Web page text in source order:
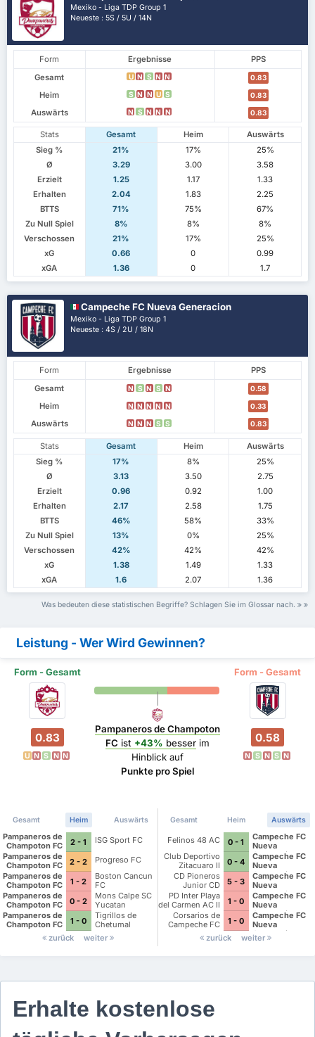
Mexiko - Liga TDP Group 1
Neueste : 5S / 5U / 14N
Form Ergebnisse
PPS
Gesamt
U N S N N 0.83
Heim S N N U S 0.83
Auswärts N S N N N 0.83
Stats Gesamt Heim
Auswärts
Sieg %
21% 17%
25%
Ø
3.29 3.00
3.58
Erzielt
1.25 1.17
1.33
Erhalten
2.04 1.83
2.25
BTTS
71% 75%
67%
Zu Null Spiel
8% 8%
8%
Verschossen
21% 17%
25%
xG
0.66 0
0.99
xGA
1.36 0 1.7
Campeche FC Nueva Generacion
Mexiko - Liga TDP Group 1
Neueste : 4S / 2U / 18N
Form Ergebnisse
PPS
Gesamt
N S N S N 0.58
Heim N N N N N 0.33
Auswärts N N N S S 0.83
Stats Gesamt Heim
Auswärts
Sieg %
17% 8%
25%
Ø
3.13 3.50
2.75
Erzielt
0.96 0.92
1.00
Erhalten
2.17 2.58
1.75
BTTS
46% 58%
33%
Zu Null Spiel
13% 0%
25%
Verschossen
42% 42%
42%
xG
1.38 1.49
1.33
xGA
1.6 2.07 1.36
Was bedeuten diese statistischen Begriffe? Schlagen Sie im Glossar nach.
Leistung - Wer Wird Gewinnen?
Form - Gesamt Form - Gesamt
0.83
U N S N N
Pampaneros de Champoton
FC ist +43% besserim
Hinblick auf
Punkte pro Spiel
0.58
N S N S N
Gesamt Heim Auswärts
Pampaneros de
Champoton FC
2 - 1
ISG Sport FC
Pampaneros de
Champoton FC
2 - 2
Progreso FC
Pampaneros de
Champoton FC
1 - 2
Boston Cancun
FC
Pampaneros de
Champoton FC
0 - 2
Mons Calpe SC
Yucatan
Pampaneros de
Champoton FC
1 - 0
Tigrillos de
Chetumal
zurück
weiter
Gesamt Heim Auswärts
Felinos 48 AC 0 - 1
Campeche FC
Nueva
Generacion
Club Deportivo
Zitacuaro II
0 - 4
Campeche FC
Nueva
Generacion
CD Pioneros
Junior CD
Pioneros de
Cancun II
5 - 3
Campeche FC
Nueva
Generacion
PD Inter Playa
del Carmen AC II
1 - 0
Campeche FC
Nueva
Generacion
Corsarios de
Campeche FC
1 - 0
Campeche FC
Nueva
Generacion
zurück weiter
Erhalte kostenlose